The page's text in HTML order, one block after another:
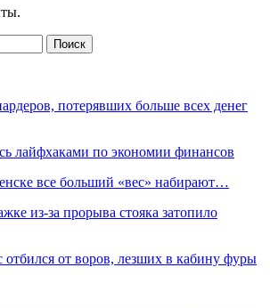
потерявших больше всех денег
лайфхаками по экономии финансов
все больший «вес» набирают…
из-за прорыва стояка затопило
отбился от воров, лезших в кабину фуры